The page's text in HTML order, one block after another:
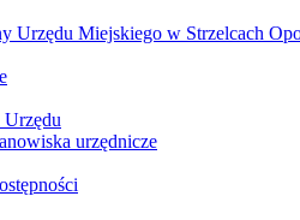
Urzędu Miejskiego w Strzelcach
urzędnicze